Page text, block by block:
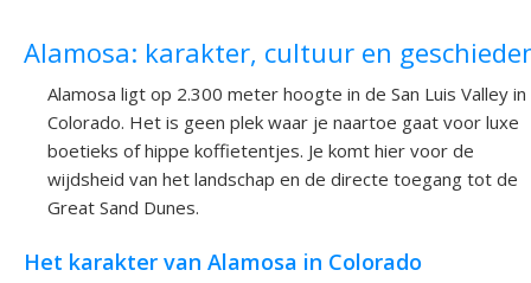
Alamosa: karakter, cultuur en
Alamosa ligt op 2.300 meter hoogte in de San Luis Valley in
Colorado. Het is geen plek waar je naartoe gaat voor luxe
boetieks of hippe koffietentjes. Je komt hier voor de
wijdsheid van het landschap en de directe toegang tot de
Great Sand Dunes.
Het karakter van Alamosa in Colorado